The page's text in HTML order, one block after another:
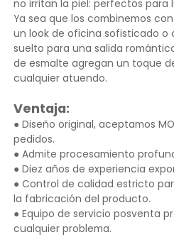
no irritan la piel: perfectos para
Ya sea que los combinemos
un look de oficina sofisticado o
suelto para una salida
de esmalte agregan un toque
cualquier atuendo.
Ventaja:
● Diseño original, aceptamos
pedidos.
● Admite procesamiento
● Diez años de experiencia
● Control de calidad estricto
la fabricación del producto.
● Equipo de servicio posventa
cualquier problema.